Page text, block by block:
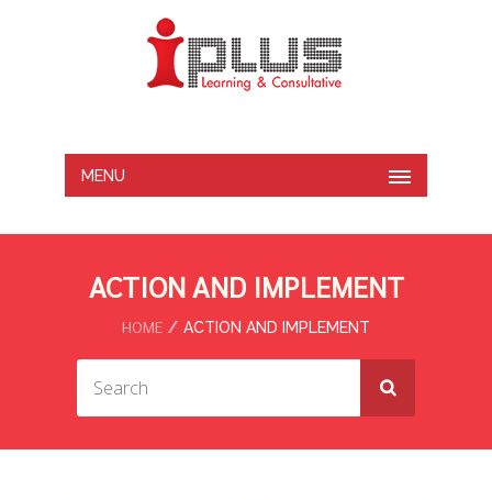
MENU
ACTION AND IMPLEMENT
HOME ACTION AND IMPLEMENT